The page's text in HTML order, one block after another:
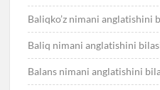
Baliqko’z nimani anglatishini
Baliq nimani anglatishini
Balans nimani anglatishini